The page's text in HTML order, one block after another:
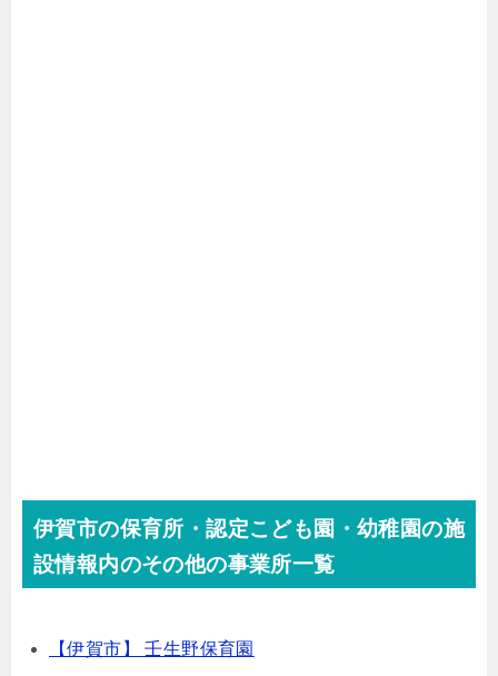
伊賀市の保育所・認定こども園・幼稚園の施
設情報内のその他の事業所一覧
【伊賀市】 壬生野保育園